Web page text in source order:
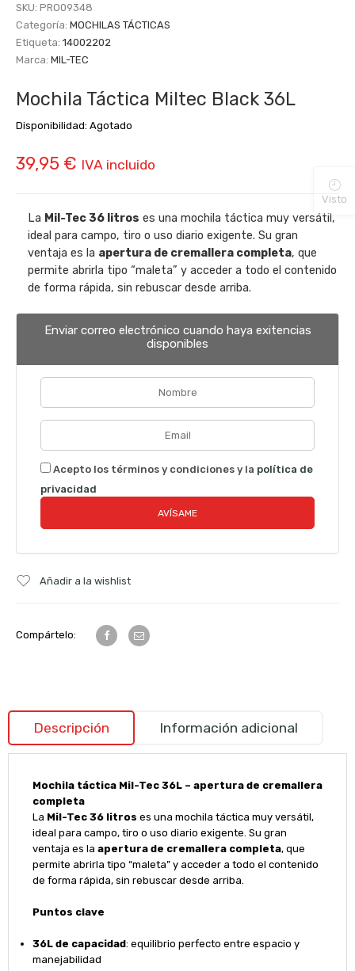
SKU: PRO09348
Categoría: MOCHILAS TÁCTICAS
Etiqueta: 14002202
Marca: MIL-TEC
Mochila Táctica Miltec Black 36L
Disponibilidad: Agotado
39,95 € IVA incluido
La Mil-Tec 36 litros es una mochila táctica muy versátil,
ideal para campo, tiro o uso diario exigente. Su gran
ventaja es la apertura de cremallera completa, que
permite abrirla tipo “maleta” y acceder a todo el contenido
de forma rápida, sin rebuscar desde arriba.
Enviar correo electrónico cuando haya exitencias
disponibles
Acepto los términos y condiciones y la política de
privacidad
Añadir a la wishlist
Compártelo:
Descripción Información adicional
Mochila táctica Mil-Tec 36L – apertura de cremallera
completa
La Mil-Tec 36 litros es una mochila táctica muy versátil,
ideal para campo, tiro o uso diario exigente. Su gran
ventaja es la apertura de cremallera completa, que
permite abrirla tipo “maleta” y acceder a todo el contenido
de forma rápida, sin rebuscar desde arriba.
Puntos clave
36L de capacidad: equilibrio perfecto entre espacio y
manejabilidad
Visto